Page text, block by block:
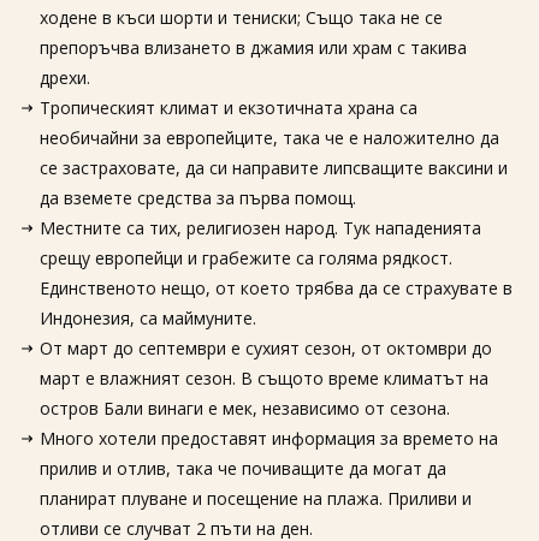
ходене в къси шорти и тениски; Също така не се
препоръчва влизането в джамия или храм с такива
дрехи.
Тропическият климат и екзотичната храна са
необичайни за европейците, така че е наложително да
се застраховате, да си направите липсващите ваксини и
да вземете средства за първа помощ.
Местните са тих, религиозен народ. Тук нападенията
срещу европейци и грабежите са голяма рядкост.
Единственото нещо, от което трябва да се страхувате в
Индонезия, са маймуните.
От март до септември е сухият сезон, от октомври до
март е влажният сезон. В същото време климатът на
остров Бали винаги е мек, независимо от сезона.
Много хотели предоставят информация за времето на
прилив и отлив, така че почиващите да могат да
планират плуване и посещение на плажа. Приливи и
отливи се случват 2 пъти на ден.